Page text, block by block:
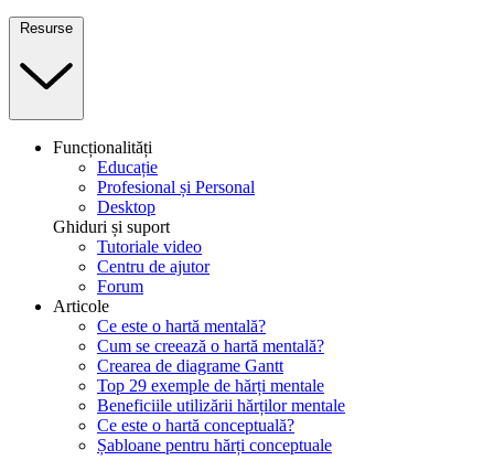
Resurse
Funcționalități
Educație
Profesional și Personal
Desktop
Ghiduri și suport
Tutoriale video
Centru de ajutor
Forum
Articole
Ce este o hartă mentală?
Cum se creează o hartă mentală?
Crearea de diagrame Gantt
Top 29 exemple de hărți mentale
Beneficiile utilizării hărților mentale
Ce este o hartă conceptuală?
Șabloane pentru hărți conceptuale